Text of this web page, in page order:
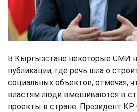
В Кыргызстане некоторые СМИ
публикации, где речь шла о
социальных объектов, отмечая,
властям люди вмешиваются в
проекты в стране. Президент